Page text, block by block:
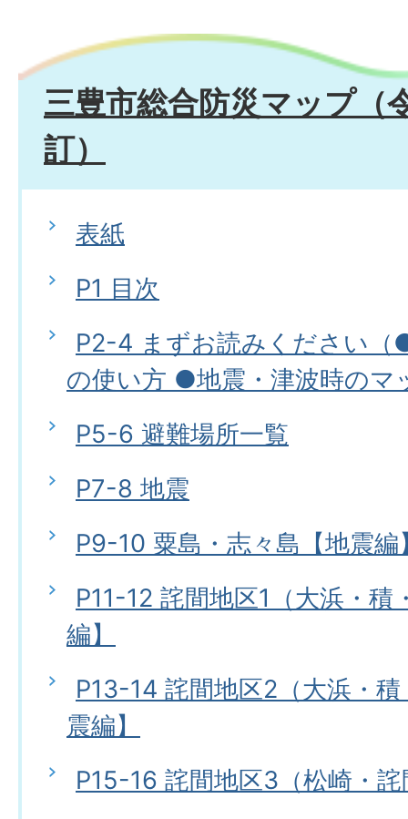
三豊市総合防災マップ（
訂）
表紙
P1 目次
P2-4 まずお読みください（
の使い方 ●地震・津波時のマ
P5-6 避難場所一覧
P7-8 地震
P9-10 粟島・志々島【地震編
P11-12 詫間地区1（大浜・積
編】
P13-14 詫間地区2（大浜・
震編】
P15-16 詫間地区3（松崎・